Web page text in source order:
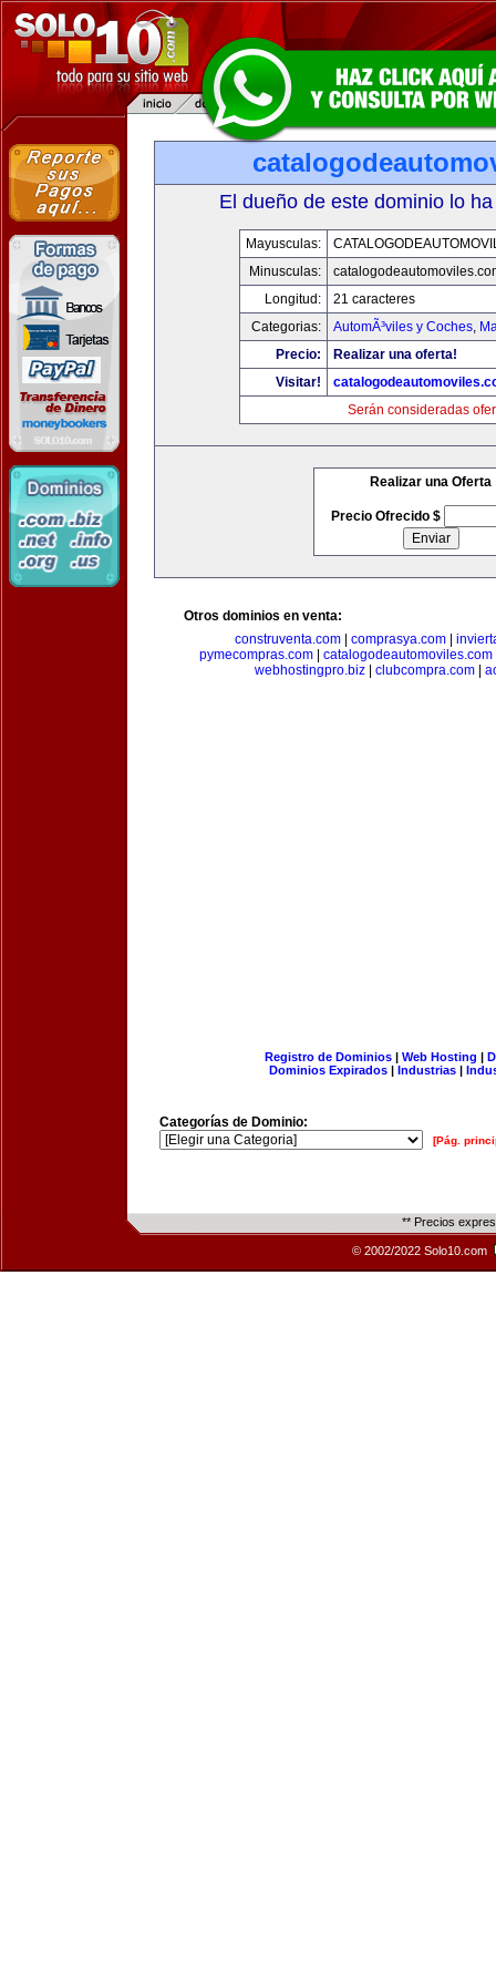
El dueño de este dominio lo
Mayusculas:
Minusculas:
Longitud:
21 caracteres
Categorias:
AutomÃ³viles y Coches,
Precio:
Realizar una oferta!
Visitar!
Serán consideradas
Realizar una Oferta
Precio Ofrecido $
Otros dominios en venta:
construventa.com| comprasya.com|
pymecompras.com| catalogodeautomoviles.com
webhostingpro.biz| clubcompra.com|
Registro de Dominios| Web Hosting |
Dominios Expirados | Industrias |
Categorías de Dominio:
[Pág.
** Precios
© 2002/2022 Solo10.com